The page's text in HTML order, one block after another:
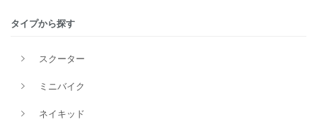
タイプから探す
スクーター
ミニバイク
ネイキッド
価格